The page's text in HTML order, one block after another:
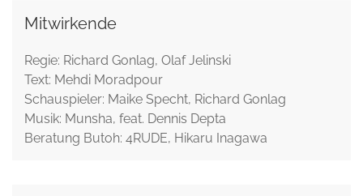
Mitwirkende
Regie: Richard Gonlag, Olaf Jelinski
Text: Mehdi Moradpour
Schauspieler: Maike Specht, Richard Gonlag
Musik: Munsha, feat. Dennis Depta
Beratung Butoh: 4RUDE, Hikaru Inagawa